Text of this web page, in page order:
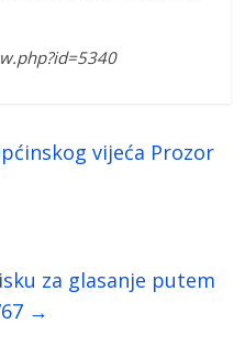
vijeća Prozor
za glasanje putem
→